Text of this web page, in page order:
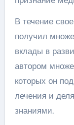
В течение
получил
вклады в
автором
которых он
лечения и
знаниями.